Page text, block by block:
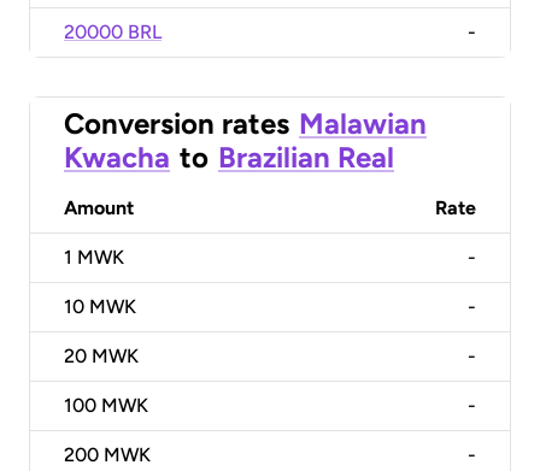
20000 BRL -
Conversion rates Malawian
Kwacha to Brazilian Real
Amount Rate
1 MWK -
10 MWK -
20 MWK -
100 MWK -
200 MWK -